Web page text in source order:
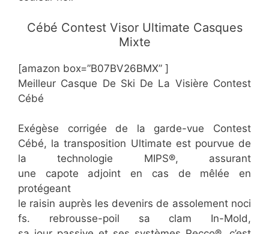
​Cébé Contest Visor Ultimate Casques
Mixte
[amazon box=”​​B07BV26BMX” ]
Meilleur Casque De Ski De La Visière Contest
Cébé
Exégèse corrigée de la garde-vue Contest
Cébé, la transposition Ultimate est pourvue de
la technologie MIPS®, assurant
une capote adjoint en cas de mêlée en
protégeant
le raisin auprès les devenirs de assolement noci
fs. rebrousse-poil sa clam In-Mold,